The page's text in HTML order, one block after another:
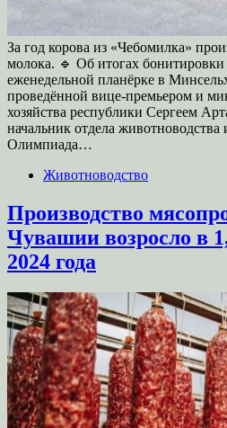
За год корова из «Чебомилка»
молока. 🔹 Об итогах
еженедельной планёрке в
проведённой вице-премьером и
хозяйства республики Сергеем
начальник отдела животноводства
Олимпиада…
Животноводство
Производство
Чувашии возросло в
2024 года